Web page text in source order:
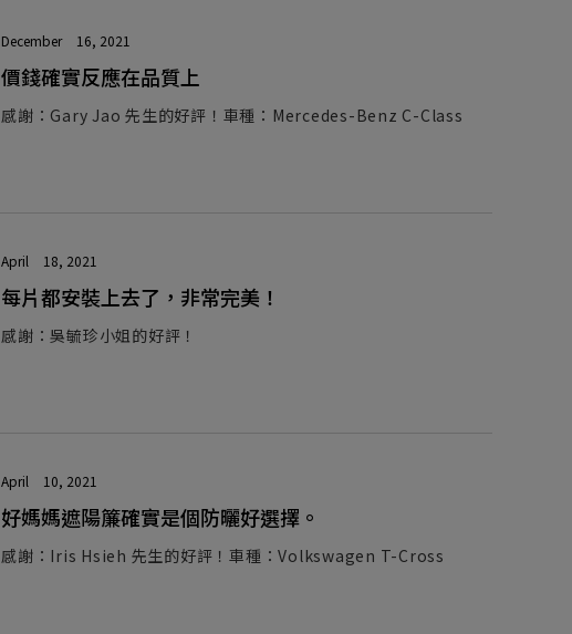
December 16, 2021
價錢確實反應在品質上
感謝：Gary Jao 先生的好評！車種：Mercedes-Benz C-Class
April 18, 2021
每片都安裝上去了，非常完美！
感謝：吳毓珍小姐的好評！
April 10, 2021
好媽媽遮陽簾確實是個防曬好選擇。
感謝：Iris Hsieh 先生的好評！車種：Volkswagen T-Cross